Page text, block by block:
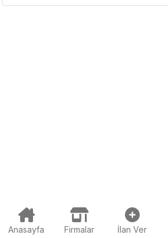
Anasayfa Firmalar İlan Ver